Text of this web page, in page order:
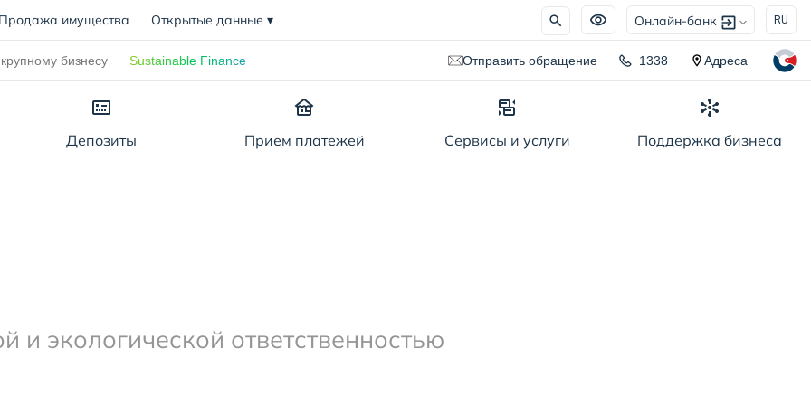
Продажа имущества Открытые данные ▾ Онлайн-банк RU
бизнесу Sustainable Finance Отправить обращение 1338 Адреса
Депозиты Прием платежей Сервисы и услуги Поддержка бизнеса
и экологической ответственностью